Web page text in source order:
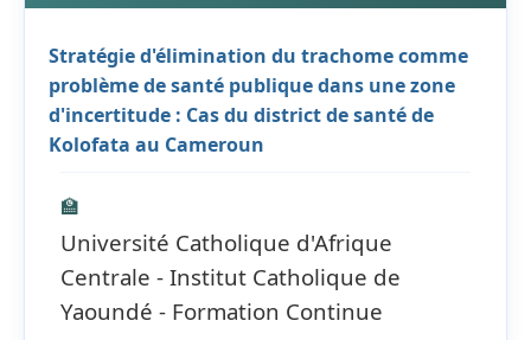
Stratégie d'élimination du trachome comme
problème de santé publique dans une zone
d'incertitude : Cas du district de santé de
Kolofata au Cameroun
🏫
Université Catholique d'Afrique
Centrale - Institut Catholique de
Yaoundé - Formation Continue